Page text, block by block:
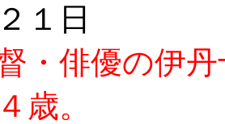
１日
・俳優の伊
歳。